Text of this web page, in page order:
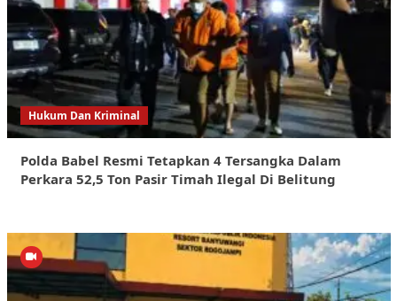
Hukum Dan Kriminal
Polda Babel Resmi Tetapkan 4 Tersangka Dalam
Perkara 52,5 Ton Pasir Timah Ilegal Di Belitung